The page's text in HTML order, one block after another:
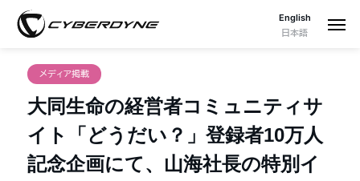
English
日本語
メディア掲載
大同生命の経営者コミュニティサ
イト「どうだい？」登録者10万人
記念企画にて、山海社長の特別イ